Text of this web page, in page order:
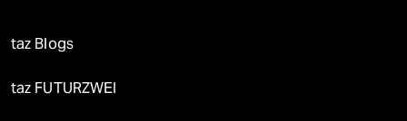
taz Blogs
taz FUTURZWEI